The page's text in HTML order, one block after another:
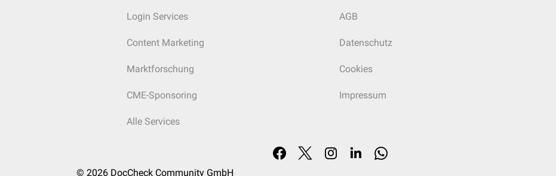
Login Services
Content Marketing
Marktforschung
CME-Sponsoring
Alle Services
AGB
Datenschutz
Cookies
Impressum
© 2026 DocCheck Community GmbH